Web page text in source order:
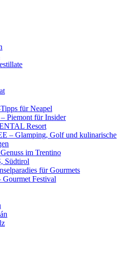
für Neapel
Piemont für Insider
Resort
– Glamping, Golf und kulinarische
im Trentino
Südtirol
für Gourmets
Gourmet Festival